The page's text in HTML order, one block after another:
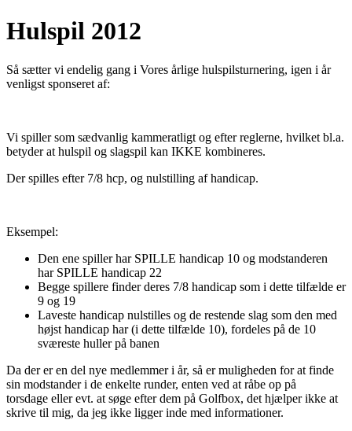
Hulspil 2012
Så sætter vi endelig gang i Vores årlige hulspilsturnering, igen i år
venligst sponseret af:
Vi spiller som sædvanlig kammeratligt og efter reglerne, hvilket bl.a.
betyder at hulspil og slagspil kan IKKE kombineres.
Der spilles efter 7/8 hcp, og nulstilling af handicap.
Eksempel:
Den ene spiller har SPILLE handicap 10 og modstanderen
har SPILLE handicap 22
Begge spillere finder deres 7/8 handicap som i dette tilfælde er
9 og 19
Laveste handicap nulstilles og de restende slag som den med
højst handicap har (i dette tilfælde 10), fordeles på de 10
sværeste huller på banen
Da der er en del nye medlemmer i år, så er muligheden for at finde
sin modstander i de enkelte runder, enten ved at råbe op på
torsdage eller evt. at søge efter dem på Golfbox, det hjælper ikke at
skrive til mig, da jeg ikke ligger inde med informationer.